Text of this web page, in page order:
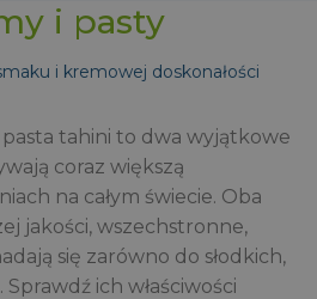
i pasty
i kremowej doskonałości
tahini to dwa wyjątkowe
coraz większą
na całym świecie. Oba
jakości, wszechstronne,
się zarówno do słodkich,
ich właściwości